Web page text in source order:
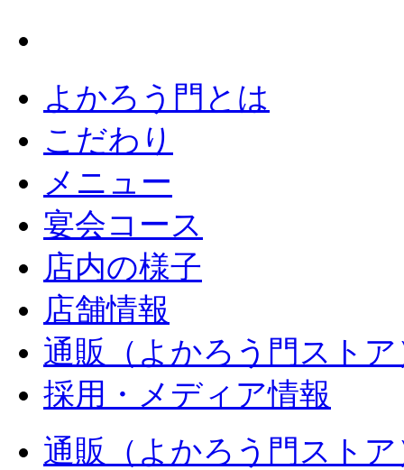
よかろう門とは
こだわり
メニュー
宴会コース
店内の様子
店舗情報
通販（よかろう門ストア
採用・メディア情報
通販（よかろう門ストア